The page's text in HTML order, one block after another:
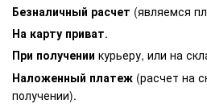
Безналичный расчет (являемся
На карту приват.
При получении курьеру, или на
Наложенный платеж (расчет на
получении).